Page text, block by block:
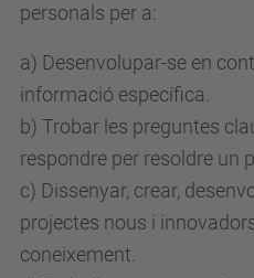
personals per a:
a) Desenvolupar-se en
informació específica.
b) Trobar les preguntes
respondre per resoldre un
c) Dissenyar, crear,
projectes nous i
coneixement.